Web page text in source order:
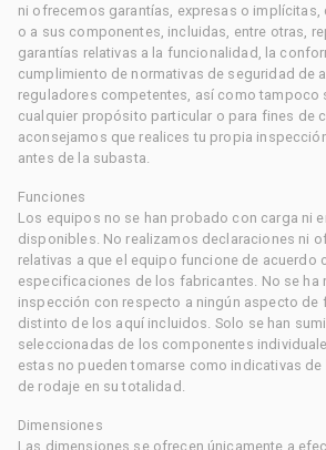
ni ofrecemos garantías, expresas o
o a sus componentes, incluidas, entre otras,
garantías relativas a la funcionalidad, la
cumplimiento de normativas de seguridad de
reguladores competentes, así como tampoco
cualquier propósito particular o para fines de
aconsejamos que realices tu propia
antes de la subasta.
Funciones
Los equipos no se han probado con carga ni
disponibles. No realizamos declaraciones ni
relativas a que el equipo funcione de acuerdo
especificaciones de los fabricantes. No se ha
inspección con respecto a ningún aspecto de
distinto de los aquí incluidos. Solo se han
seleccionadas de los componentes
estas no pueden tomarse como indicativas
de rodaje en su totalidad.
Dimensiones
Las dimensiones se ofrecen únicamente a